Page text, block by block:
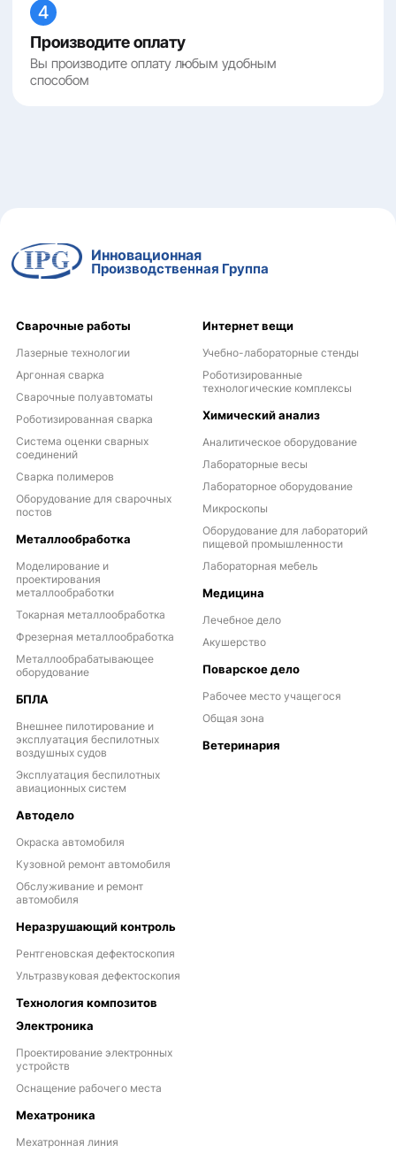
4
Производите оплату
Вы производите оплату любым удобным
способом
Инновационная
Производственная Группа
Сварочные работы
Лазерные технологии
Аргонная сварка
Сварочные полуавтоматы
Роботизированная сварка
Система оценки сварных
соединений
Сварка полимеров
Оборудование для сварочных
постов
Металлообработка
Моделирование и
проектирования
металлообработки
Токарная металлообработка
Фрезерная металлообработка
Металлообрабатывающее
оборудование
БПЛА
Внешнее пилотирование и
эксплуатация беспилотных
воздушных судов
Эксплуатация беспилотных
авиационных систем
Автодело
Окраска автомобиля
Кузовной ремонт автомобиля
Обслуживание и ремонт
автомобиля
Неразрушающий контроль
Рентгеновская дефектоскопия
Ультразвуковая дефектоскопия
Технология композитов
Электроника
Проектирование электронных
устройств
Оснащение рабочего места
Мехатроника
Мехатронная линия
Интернет вещи
Учебно-лабораторные стенды
Роботизированные
технологические комплексы
Химический анализ
Аналитическое оборудование
Лабораторные весы
Лабораторное оборудование
Микроскопы
Оборудование для лабораторий
пищевой промышленности
Лабораторная мебель
Медицина
Лечебное дело
Акушерство
Поварское дело
Рабочее место учащегося
Общая зона
Ветеринария